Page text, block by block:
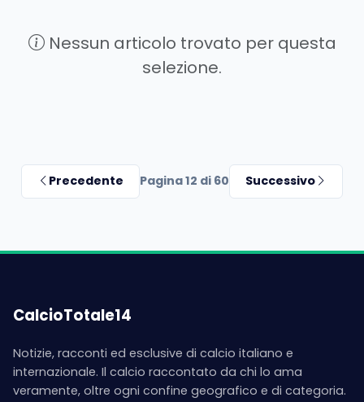
Nessun articolo trovato per questa
selezione.
Precedente Pagina 12 di 60 Successivo
CalcioTotale14
Notizie, racconti ed esclusive di calcio italiano e
internazionale. Il calcio raccontato da chi lo ama
veramente, oltre ogni confine geografico e di categoria.